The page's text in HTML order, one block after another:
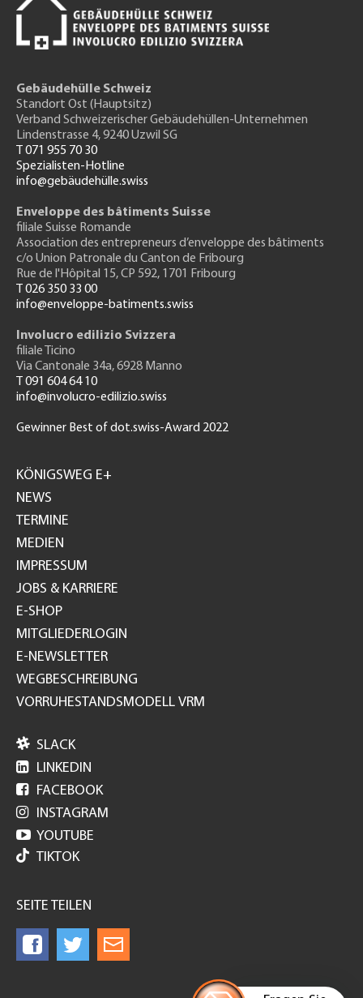
Gebäudehülle Schweiz
Standort Ost (Hauptsitz)
Verband Schweizerischer Gebäudehüllen-Unternehmen
Lindenstrasse 4, 9240 Uzwil SG
T 071 955 70 30
Spezialisten-Hotline
info@gebäudehülle.swiss
Enveloppe des bâtiments Suisse
filiale Suisse Romande
Association des entrepreneurs d’enveloppe des bâtiments
c/o Union Patronale du Canton de Fribourg
Rue de l'Hôpital 15, CP 592, 1701 Fribourg
T 026 350 33 00
info@enveloppe-batiments.swiss
Involucro edilizio Svizzera
filiale Ticino
Via Cantonale 34a, 6928 Manno
T 091 604 64 10
info@involucro-edilizio.swiss
Gewinner Best of dot.swiss-Award 2022
GH
KÖNIGSWEG E+
NEWS
TERMINE
MEDIEN
IMPRESSUM
JOBS & KARRIERE
E-SHOP
MITGLIEDERLOGIN
E-NEWSLETTER
WEGBESCHREIBUNG
VORRUHESTANDSMODELL VRM
 SLACK
 LINKEDIN
 FACEBOOK
 INSTAGRAM
 YOUTUBE
TIKTOK
SEITE TEILEN